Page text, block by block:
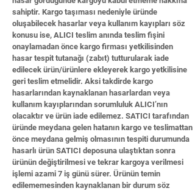
sahiptir. Kargo taşıması nedeniyle üründe
oluşabilecek hasarlar veya kullanım kayıpları söz
konusu ise, ALICI teslim anında teslim fişini
onaylamadan önce kargo firması yetkilisinden
hasar tespit tutanağı (zabıt) tutturularak iade
edilecek ürün/ürünlere ekleyerek kargo yetkilisine
geri teslim etmelidir. Aksi takdirde kargo
hasarlarından kaynaklanan hasarlardan veya
kullanım kayıplarından sorumluluk ALICI’nın
olacaktır ve ürün iade edilemez. SATICI tarafından
üründe meydana gelen hatanın kargo ve teslimattan
önce meydana gelmiş olmasının tespiti durumunda
hasarlı ürün SATICI deposuna ulaştıktan sonra
ürünün değiştirilmesi ve tekrar kargoya verilmesi
işlemi azami 7 iş günü sürer. Ürünün temin
edilememesinden kaynaklanan bir durum söz